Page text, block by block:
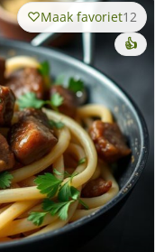
Maak favoriet12
👍